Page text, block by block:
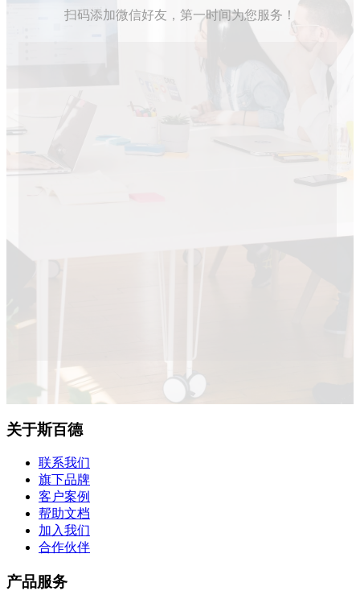
扫码添加微信好友，第一时间为您服务！
关于斯百德
联系我们
旗下品牌
客户案例
帮助文档
加入我们
合作伙伴
产品服务